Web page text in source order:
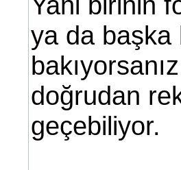
ya da başka
doğrudan
geçebiliyor.